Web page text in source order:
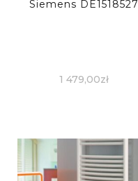
Siemens DE1518527
1 479,00zł